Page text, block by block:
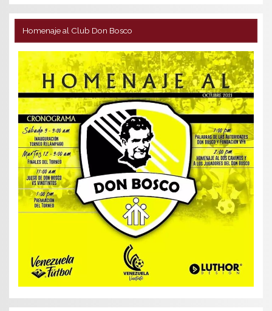
Homenaje al Club Don Bosco